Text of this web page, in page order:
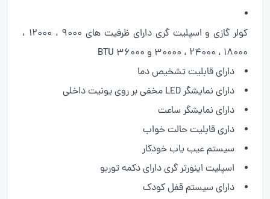
کولر گازی و اسپلیت گری دارای ظرفیت های 9000 ، 12000 ،
18000 ، 24000 ، 30000 و 36000 BTU
دارای قابلیت تشخیص دما
دارای نمایشگر LED مخفی بر روی یونیت داخلی
دارای نمایشگر ساعت
داری قابلیت حالت خواب
سیستم عیب یاب خودکار
اسپلیت اینورتر گری دارای دکمه توربو
دارای سیستم قفل کودک